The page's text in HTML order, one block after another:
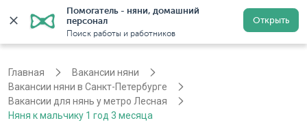
Помогатель - няни, домашний
персонал
Поиск работы и работников
Открыть
Санкт-Петербург Регистрация
Главная
Вакансии няни
Вакансии няни в Санкт-Петербурге
Вакансии для нянь у метро Лесная
Няня к мальчику 1 год 3 месяца